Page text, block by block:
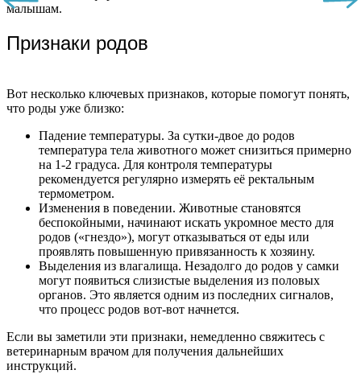
малышам.
Признаки родов
Вот несколько ключевых признаков, которые помогут понять,
что роды уже близко:
Падение температуры. За сутки-двое до родов
температура тела животного может снизиться примерно
на 1-2 градуса. Для контроля температуры
рекомендуется регулярно измерять её ректальным
термометром.
Изменения в поведении. Животные становятся
беспокойными, начинают искать укромное место для
родов («гнездо»), могут отказываться от еды или
проявлять повышенную привязанность к хозяину.
Выделения из влагалища. Незадолго до родов у самки
могут появиться слизистые выделения из половых
органов. Это является одним из последних сигналов,
что процесс родов вот-вот начнется.
Если вы заметили эти признаки, немедленно свяжитесь с
ветеринарным врачом для получения дальнейших
инструкций.